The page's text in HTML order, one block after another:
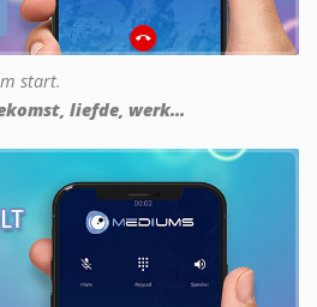
start.
liefde, werk...